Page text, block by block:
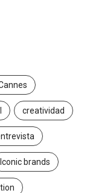
creatividad
Iconic brands